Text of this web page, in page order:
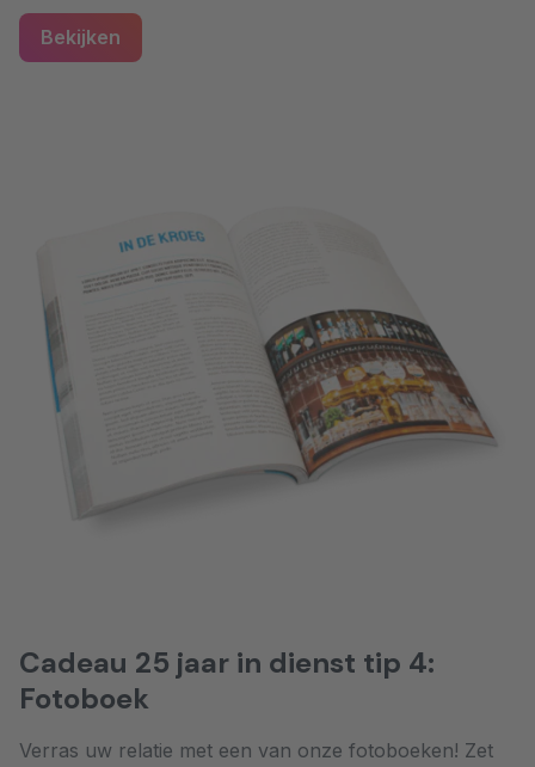
Bekijken
Cadeau 25 jaar in dienst tip 4:
Fotoboek
Verras uw relatie met een van onze fotoboeken! Zet